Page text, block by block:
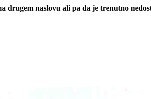
drugem naslovu ali pa da je trenutno